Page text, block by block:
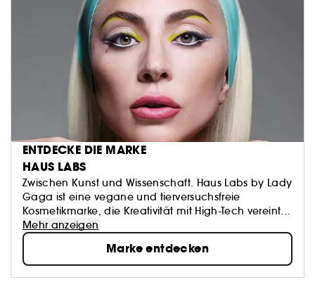
ENTDECKE DIE MARKE
HAUS LABS
Zwischen Kunst und Wissenschaft. Haus Labs by Lady
Gaga ist eine vegane und tierversuchsfreie
Kosmetikmarke, die Kreativität mit High-Tech vereint,
um leistungsstarkes Make-up für alle Menschen zu
bieten.
Mehr anzeigen
Marke entdecken